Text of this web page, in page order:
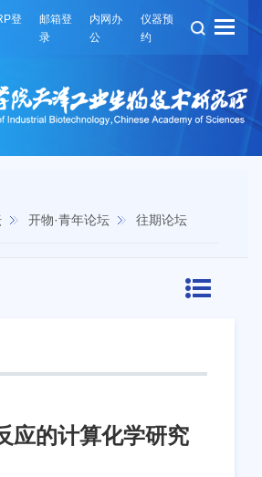
登
邮箱登
录
内网办
公
仪器预
约
开物·青年论坛 往期论坛
应的计算化学研究